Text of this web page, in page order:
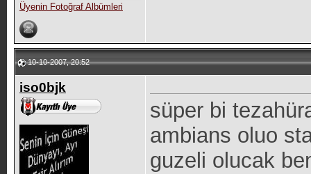
Üyenin Fotoğraf Albümleri
10-10-2007, 20:52
iso0bjk
süper bi
ambians oluo
guzeli olucak